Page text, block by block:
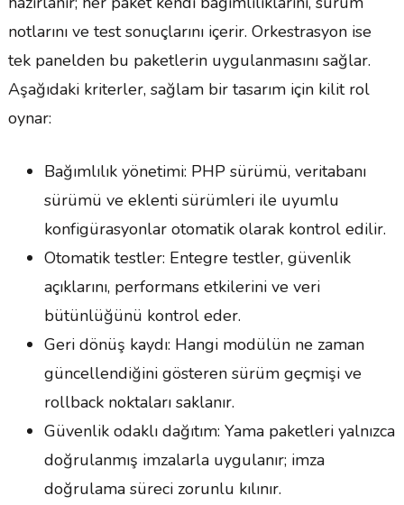
notlarını ve test sonuçlarını içerir. Orkestrasyon ise
tek panelden bu paketlerin uygulanmasını sağlar.
Aşağıdaki kriterler, sağlam bir tasarım için kilit rol
oynar:
Bağımlılık yönetimi: PHP sürümü, veritabanı
sürümü ve eklenti sürümleri ile uyumlu
konfigürasyonlar otomatik olarak kontrol edilir.
Otomatik testler: Entegre testler, güvenlik
açıklarını, performans etkilerini ve veri
bütünlüğünü kontrol eder.
Geri dönüş kaydı: Hangi modülün ne zaman
güncellendiğini gösteren sürüm geçmişi ve
rollback noktaları saklanır.
Güvenlik odaklı dağıtım: Yama paketleri yalnızca
doğrulanmış imzalarla uygulanır; imza
doğrulama süreci zorunlu kılınır.